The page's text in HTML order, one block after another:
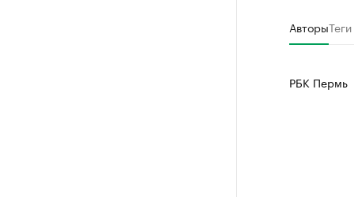
АвторыТеги
РБК Пермь